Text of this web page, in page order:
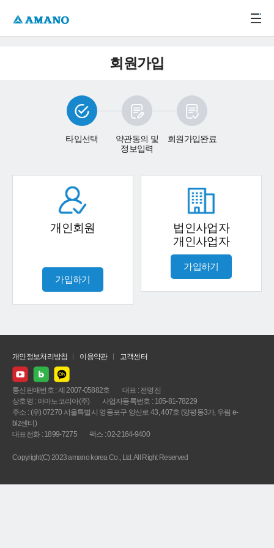
회원가입
타입선택
약관동의 및
정보입력
회원가입완료
개인회원
가입하기
법인사업자
개인사업자
가입하기
개인정보처리방침 이용약관 고객센터
통신판매번호 : 제 2007-05882호
대표 : 전명진
상호명 : 아마노코리아(주)
사업자등록번호 : 105-81-78229
주소 : (우) 07270 서울특별시 영등포구 양산로 43, 407호 (양평동3가, 우림 e-
biz센터)
대표전화 : 1899-7275
팩스 : 02-2164-9400
Copyright(C) 2023 amano korea Co., Ltd. All Right Reserved